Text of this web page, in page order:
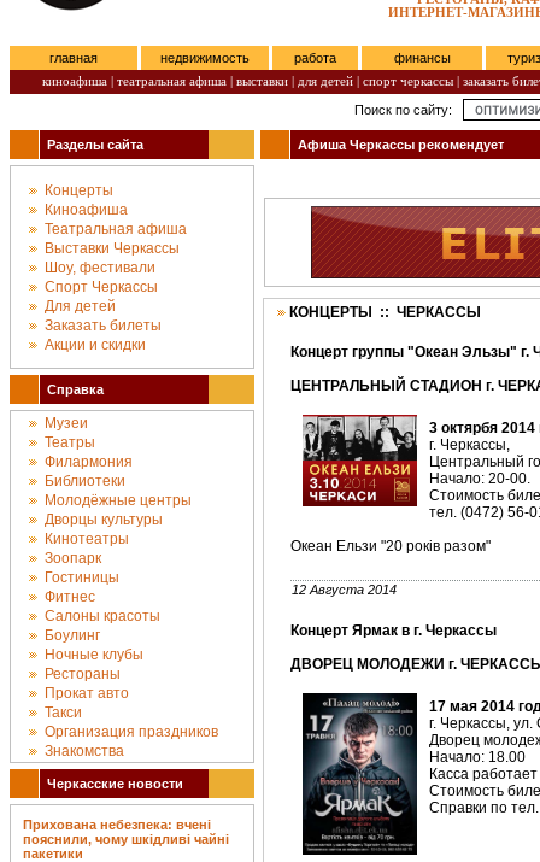
ИНТЕРНЕТ-
главная недвижимость работа финансы
киноафиша | театральная афиша | выставки | для детей | спорт черкассы | заказать
Поиск по сайту:
Разделы сайта
Концерты
Киноафиша
Театральная афиша
Выставки Черкассы
Шоу, фестивали
Спорт Черкассы
Для детей
Заказать билеты
Акции и скидки
Справка
Музеи
Театры
Филармония
Библиотеки
Молодёжные центры
Дворцы культуры
Кинотеатры
Зоопарк
Гостиницы
Фитнес
Салоны красоты
Боулинг
Ночные клубы
Рестораны
Прокат авто
Такси
Организация праздников
Знакомства
Черкасские новости
Прихована небезпека: вчені
пояснили, чому шкідливі чайні
пакетики
Афиша Черкассы рекомендует
КОНЦЕРТЫ :: ЧЕРКАССЫ
Концерт группы "Океан Эльзы" г.
ЦЕНТРАЛЬНЫЙ СТАДИОН г.
3 октярбя 2014
г. Черкассы,
Центральный
Начало: 20-00.
Стоимость
тел. (0472) 56-
Океан Ельзи "20 років разом"
12 Августа 2014
Концерт Ярмак в г. Черкассы
ДВОРЕЦ МОЛОДЕЖИ г.
17 мая 2014
г. Черкассы, ул.
Дворец
Начало: 18.00
Касса
Стоимость
Справки по